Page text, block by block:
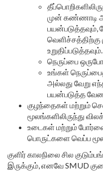
முன் கண்ணாடி
பயன்படுத்தவும்,
வெளிச்சத்திற்கு
உறுதிப்படுத்தவும்.
நெருப்பை
உங்கள்
அல்லது வேறு
பயன்படுத்த
குழந்தைகள் மற்றும்
மூலங்களிலிருந்து
உடைகள் மற்றும்
பொருட்களை வெப்ப
குளிர் காலநிலை சில
இருக்கும், எனவே SMUD